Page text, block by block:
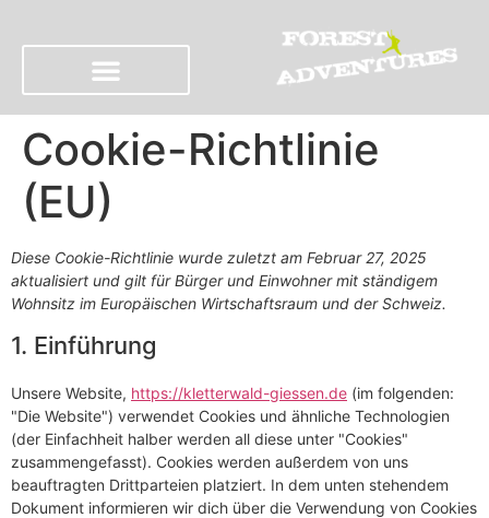
Cookie-Richtlinie
(EU)
Diese Cookie-Richtlinie wurde zuletzt am Februar 27, 2025
aktualisiert und gilt für Bürger und Einwohner mit ständigem
Wohnsitz im Europäischen Wirtschaftsraum und der Schweiz.
1. Einführung
Unsere Website, https://kletterwald-giessen.de (im folgenden:
"Die Website") verwendet Cookies und ähnliche Technologien
(der Einfachheit halber werden all diese unter "Cookies"
zusammengefasst). Cookies werden außerdem von uns
beauftragten Drittparteien platziert. In dem unten stehendem
Dokument informieren wir dich über die Verwendung von Cookies